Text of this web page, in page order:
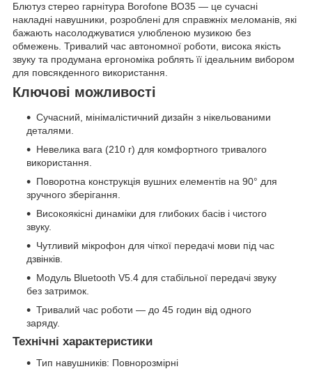
Блютуз стерео гарнітура Borofone BO35 — це сучасні
накладні навушники, розроблені для справжніх меломанів, які
бажають насолоджуватися улюбленою музикою без
обмежень. Тривалий час автономної роботи, висока якість
звуку та продумана ергономіка роблять її ідеальним вибором
для повсякденного використання.
Ключові можливості
Сучасний, мінімалістичний дизайн з нікельованими
деталями.
Невелика вага (210 г) для комфортного тривалого
використання.
Поворотна конструкція вушних елементів на 90° для
зручного зберігання.
Високоякісні динаміки для глибоких басів і чистого
звуку.
Чутливий мікрофон для чіткої передачі мови під час
дзвінків.
Модуль Bluetooth V5.4 для стабільної передачі звуку
без затримок.
Тривалий час роботи — до 45 годин від одного
заряду.
Технічні характеристики
Тип навушників: Повнорозмірні